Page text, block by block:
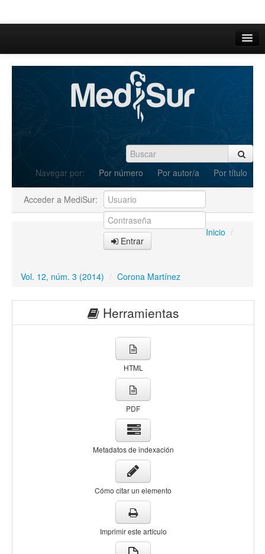
Inicio
Actual
Archivos
Navegar por: Por número Por autor/a Por título
Acceder a MediSur:
Entrar
Inicio /
Vol. 12, núm. 3 (2014) / Corona Martínez
Herramientas
HTML
PDF
Metadatos de indexación
Cómo citar un elemento
Imprimir este artículo